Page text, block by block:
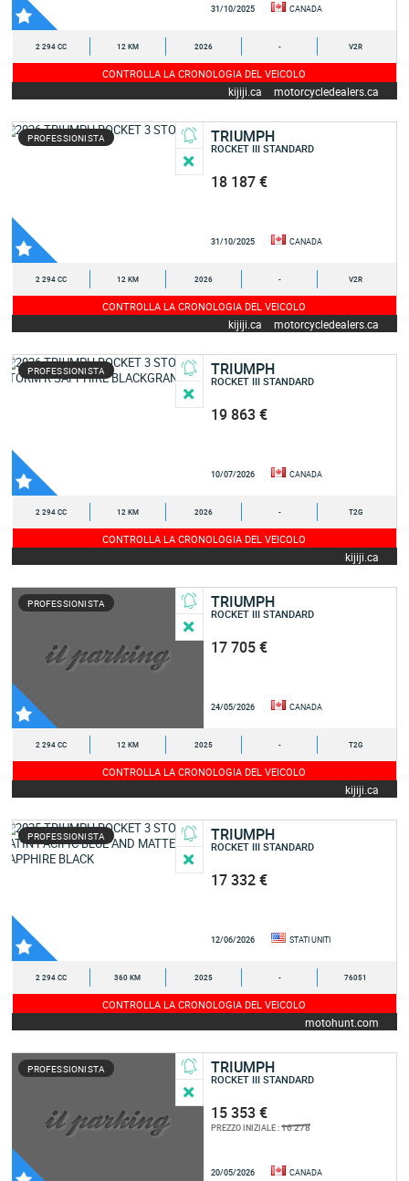
31/10/2025 CANADA
2 294 CC 12 KM 2026 - V2R
CONTROLLA LA CRONOLOGIA DEL VEICOLO
kijiji.ca motorcycledealers.ca
PROFESSIONISTA TRIUMPH
ROCKET III STANDARD
18 187 €
31/10/2025 CANADA
2 294 CC 12 KM 2026 - V2R
CONTROLLA LA CRONOLOGIA DEL VEICOLO
kijiji.ca motorcycledealers.ca
PROFESSIONISTA TRIUMPH
ROCKET III STANDARD
19 863 €
10/07/2026 CANADA
2 294 CC 12 KM 2026 - T2G
CONTROLLA LA CRONOLOGIA DEL VEICOLO
kijiji.ca
PROFESSIONISTA TRIUMPH
ROCKET III STANDARD
17 705 €
24/05/2026 CANADA
2 294 CC 12 KM 2025 - T2G
CONTROLLA LA CRONOLOGIA DEL VEICOLO
kijiji.ca
PROFESSIONISTA TRIUMPH
ROCKET III STANDARD
17 332 €
12/06/2026 STATI UNITI
2 294 CC 360 KM 2025 - 76051
CONTROLLA LA CRONOLOGIA DEL VEICOLO
motohunt.com
PROFESSIONISTA TRIUMPH
ROCKET III STANDARD
15 353 €
PREZZO INIZIALE :16 278
20/05/2026 CANADA